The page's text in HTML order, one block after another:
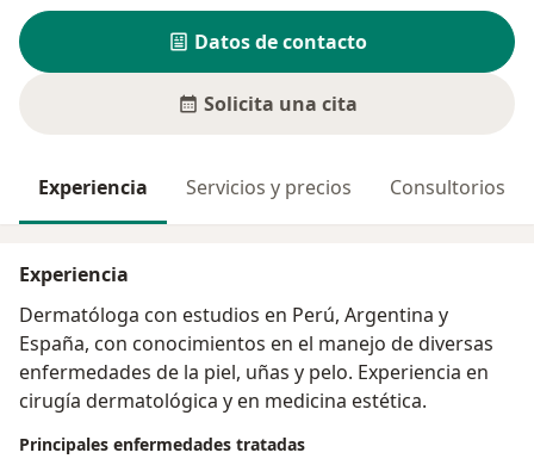
Datos de contacto
Solicita una cita
Experiencia Servicios y precios Consultorios
Experiencia
Dermatóloga con estudios en Perú, Argentina y
España, con conocimientos en el manejo de diversas
enfermedades de la piel, uñas y pelo. Experiencia en
cirugía dermatológica y en medicina estética.
Principales enfermedades tratadas